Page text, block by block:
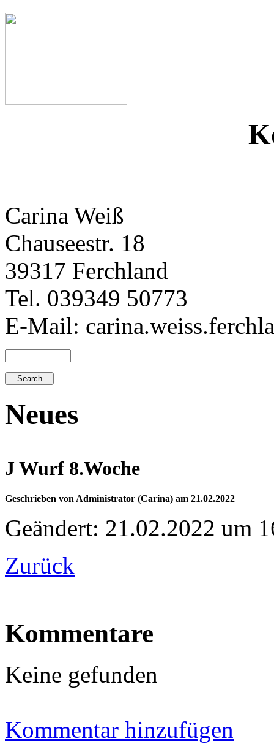
Carina Weiß
Chauseestr. 18
39317 Ferchland
Tel. 039349 50773
E-Mail:
Neues
J Wurf 8.Woche
Geschrieben von Administrator (Carina) am 21.02.2022
Geändert: 21.02.2022 um
Zurück
Kommentare
Keine gefunden
Kommentar hinzufügen